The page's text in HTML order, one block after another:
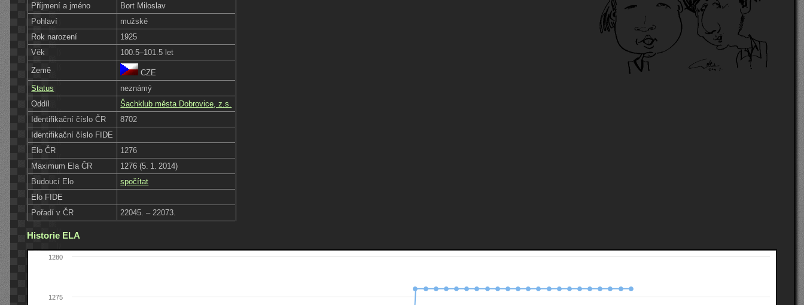
Příjmení a jméno
Bort Miloslav
Pohlaví
mužské
Rok narození
1925
Věk
100.5–101.5 let
Země
CZE
Status
neznámý
Oddíl
Šachklub města Dobrovice, z.s.
Identifikační číslo ČR
8702
Identifikační číslo FIDE
Elo ČR
1276
Maximum Ela ČR
1276 (5. 1. 2014)
Budoucí Elo
spočítat
Elo FIDE
Pořadí v ČR
22045. – 22073.
Historie ELA
1275
1280